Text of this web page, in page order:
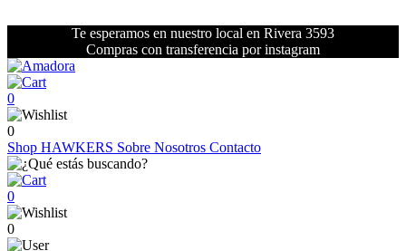
Te esperamos en nuestro local en Rivera 3593
Compras con transferencia por instagram
0
0
Shop HAWKERS Sobre Nosotros Contacto
0
0